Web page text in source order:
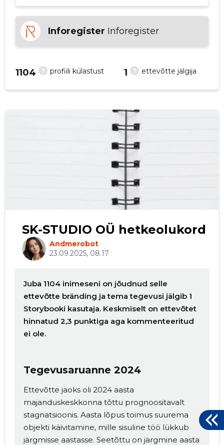
Inforegister Inforegister
? profiili külastust
1104 ? ettevõtte jälgija
1
SK-STUDIO OÜ hetkeolukord
Andmerobot
23.09.2025, 08.17
Juba 1104 inimeseni on jõudnud selle
ettevõtte bränding ja tema tegevusi jälgib 1
Storybooki kasutaja. Keskmiselt on ettevõtet
hinnatud 2,3 punktiga aga kommenteeritud
ei ole.
Tegevusaruanne 2024
Ettevõtte jaoks oli 2024 aasta
majanduskeskkonna tõttu prognoositavalt
stagnatsioonis. Aasta lõpus toimus suurema
objekti käivitamine, mille sisuline töö lükkub
järgmisse aastasse. Seetõttu on järgmine aasta